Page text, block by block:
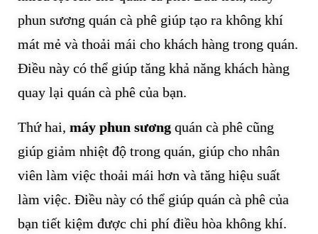
phun sương quán cà phê giúp tạo ra không khí
mát mẻ và thoải mái cho khách hàng trong quán.
Điều này có thể giúp tăng khả năng khách hàng
quay lại quán cà phê của bạn.
Thứ hai, máy phun sương quán cà phê cũng
giúp giảm nhiệt độ trong quán, giúp cho nhân
viên làm việc thoải mái hơn và tăng hiệu suất
làm việc. Điều này có thể giúp quán cà phê của
bạn tiết kiệm được chi phí điều hòa không khí.